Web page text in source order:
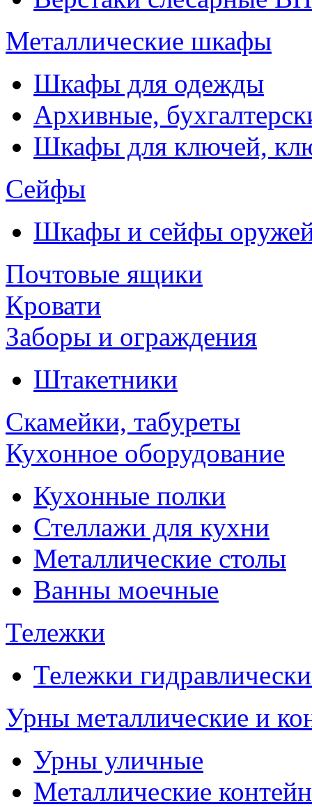
Металлические шкафы
Шкафы для одежды
Архивные,
Шкафы для ключей,
Сейфы
Шкафы и сейфы
Почтовые ящики
Кровати
Заборы и ограждения
Штакетники
Скамейки, табуреты
Кухонное оборудование
Кухонные полки
Стеллажи для кухни
Металлические столы
Ванны моечные
Тележки
Тележки
Урны металлические и
Урны уличные
Металлические